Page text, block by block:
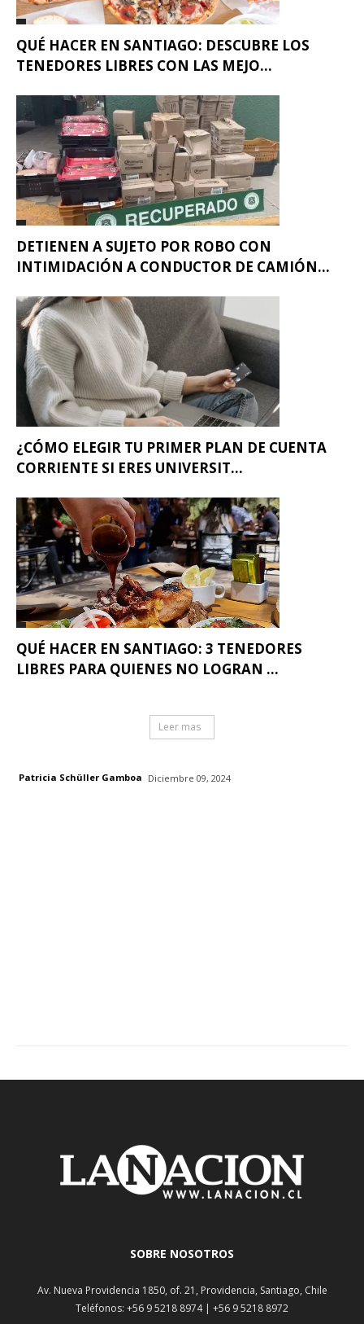
QUÉ HACER EN SANTIAGO: DESCUBRE LOS
TENEDORES LIBRES CON LAS MEJO...
DETIENEN A SUJETO POR ROBO CON
INTIMIDACIÓN A CONDUCTOR DE CAMIÓN...
¿CÓMO ELEGIR TU PRIMER PLAN DE CUENTA
CORRIENTE SI ERES UNIVERSIT...
QUÉ HACER EN SANTIAGO: 3 TENEDORES
LIBRES PARA QUIENES NO LOGRAN ...
Leer mas
Patricia Schüller Gamboa Diciembre 09, 2024
SOBRE NOSOTROS
Av. Nueva Providencia 1850, of. 21, Providencia, Santiago, Chile
Teléfonos: +56 9 5218 8974 | +56 9 5218 8972